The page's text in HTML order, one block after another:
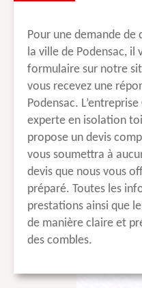
Pour une demande
la ville de Podensac, il
formulaire sur notre
vous recevez une
Podensac.
experte en isolation
propose un devis
vous soumettra à
devis que nous vous
préparé. Toutes les
prestations ainsi que
de manière claire et
des combles.